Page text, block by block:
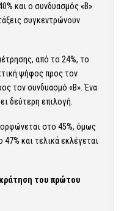
και ο συνδυασμός «Β»
συγκεντρώνουν
από το 24%, το
ψήφος προς τον
τον συνδυασμό «Β». Ένα
δεύτερη επιλογή.
στο 45%, όμως
και τελικά εκλέγεται
του πρώτου